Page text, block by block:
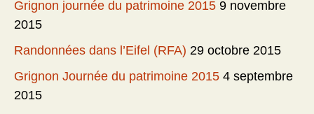
Grignon journée du patrimoine 2015 9 novembre
2015
Randonnées dans l’Eifel (RFA) 29 octobre 2015
Grignon Journée du patrimoine 2015 4 septembre
2015